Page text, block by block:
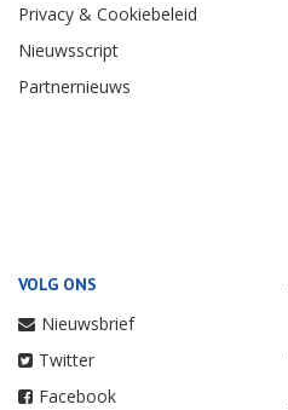
Privacy & Cookiebeleid
Nieuwsscript
Partnernieuws
VOLG ONS
Nieuwsbrief
Twitter
Facebook